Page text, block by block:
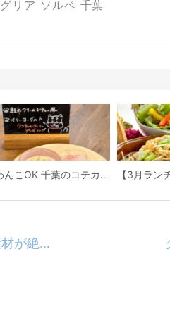
リア ソルベ 千葉
わんこOK 千葉のコテカフェ 3月わんこの日
モコが新登場